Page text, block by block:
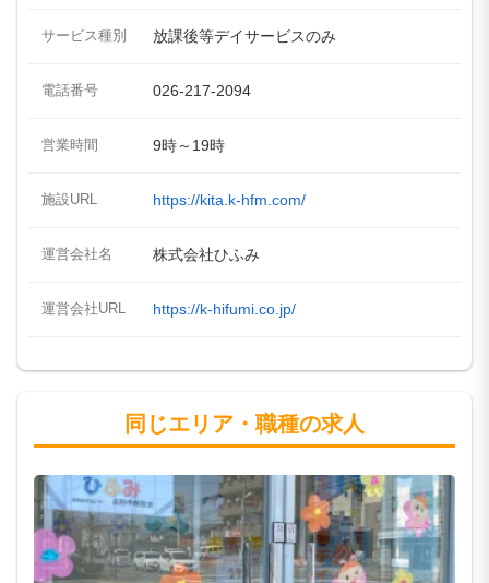
サービス種別 放課後等デイサービスのみ
電話番号 026-217-2094
営業時間 9時～19時
施設URL https://kita.k-hfm.com/
運営会社名 株式会社ひふみ
運営会社URL https://k-hifumi.co.jp/
同じエリア・職種の求人